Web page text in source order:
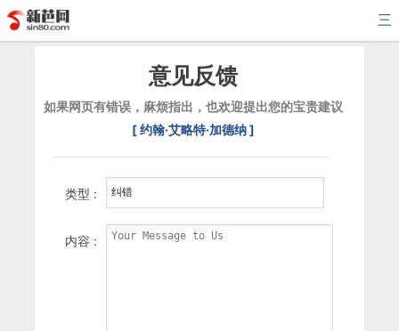
三
意见反馈
如果网页有错误，麻烦指出，也欢迎提出您的宝贵建议
[ 约翰·艾略特·加德纳 ]
类型 :
内容 :